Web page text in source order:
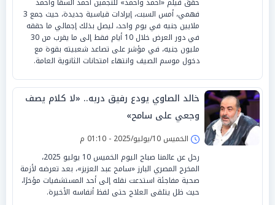
فهمي، أمس السبت، إيرادات قياسية جديدة، حيث جمع 3
ملايين جنيه في يوم واحد، ليصل بذلك إجمالي ما حققه
في دور العرض خلال 10 أيام فقط إلى ما يقرب من 30
مليون جنيه، في مؤشر على تصاعد شعبيته بقوة مع
دخول موسم الصيف وانتهاء امتحانات الثانوية العامة.
خالد الصاوي يودع رفيق دربه.. «لا كلام يصف
وجعي على سامح»
الخميس 10/يوليو/2025 - 01:10 م
رحل عن عالمنا صباح اليوم الخميس 10 يوليو 2025،
المخرج المصري البارز «سامح عبد العزيز»، بعد تعرضه لأزمة
صحية مفاجئة استدعت نقله إلى أحد المستشفيات مؤخرًا،
حيث ظل يتلقى العلاج حتى لفظ أنفاسه الأخيرة.